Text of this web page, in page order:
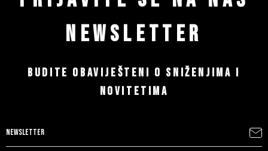
NEWSLETTER
BUDITE OBAVIJEŠTENI O SNIŽENJIMA I
NOVITETIMA